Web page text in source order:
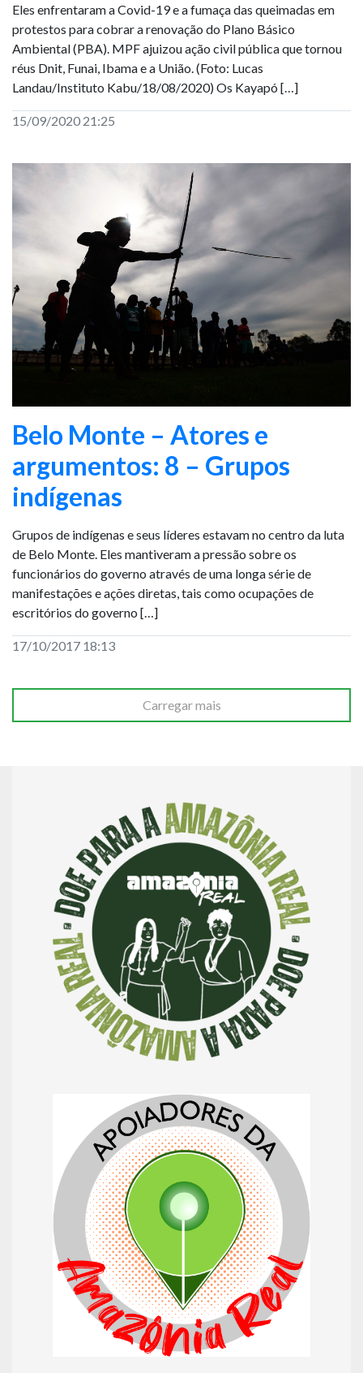
Eles enfrentaram a Covid-19 e a fumaça das queimadas em
protestos para cobrar a renovação do Plano Básico
Ambiental (PBA). MPF ajuizou ação civil pública que tornou
réus Dnit, Funai, Ibama e a União. (Foto: Lucas
Landau/Instituto Kabu/18/08/2020) Os Kayapó […]
15/09/2020 21:25
Belo Monte – Atores e
argumentos: 8 – Grupos
indígenas
Grupos de indígenas e seus líderes estavam no centro da luta
de Belo Monte. Eles mantiveram a pressão sobre os
funcionários do governo através de uma longa série de
manifestações e ações diretas, tais como ocupações de
escritórios do governo […]
17/10/2017 18:13
Carregar mais